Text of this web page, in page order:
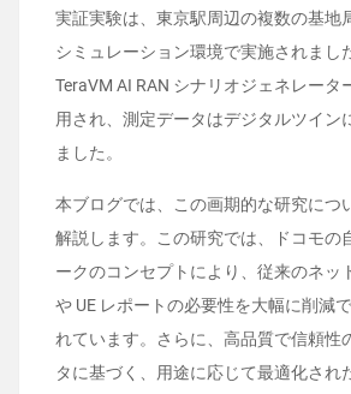
実証実験は、東京駅周辺の複数の基地
シミュレーション環境で実施されまし
TeraVM AI RAN シナリオジェネレータ
用され、測定データはデジタルツイン
ました。
本ブログでは、この画期的な研究につ
解説します。この研究では、ドコモの
ークのコンセプトにより、従来のネッ
や UE レポートの必要性を大幅に削減
れています。さらに、高品質で信頼性
タに基づく、用途に応じて最適化され